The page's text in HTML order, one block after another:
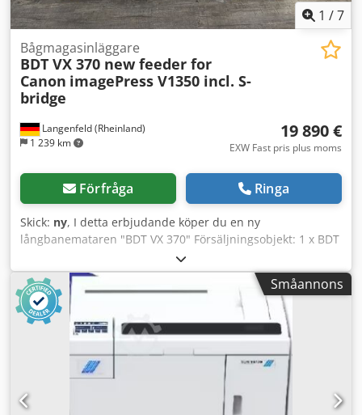
1 /7
Langenfeld (Rheinland)
1 239 km
Bågmagasinläggare
BDT VX 370 new feeder for
Canon imagePress V1350 incl. S-
bridge
19 890 €
EXW Fast pris plus moms
Förfråga Ringa
Skick: ny, I detta erbjudande köper du en ny
långbanemataren "BDT VX 370" Försäljningsobjekt: 1 x BDT
VX 370 för följande maskiner: Canon imagePRESS V1350
inklusive S-Bridge Skick: Det handlar om en ny maskin i
originalförpackning Förpackning och leverans: Du är
välkommen att titta på enheten under våra öppettider.
Vänligen boka en tid i förväg! Sjöduglig förpackning och
världsomfattande leverans är möjlig på begäran! För mer
information är du självklart välkommen att kontakta oss
personligen. Crodpfx Aceyuuc Io Ief
Småannons